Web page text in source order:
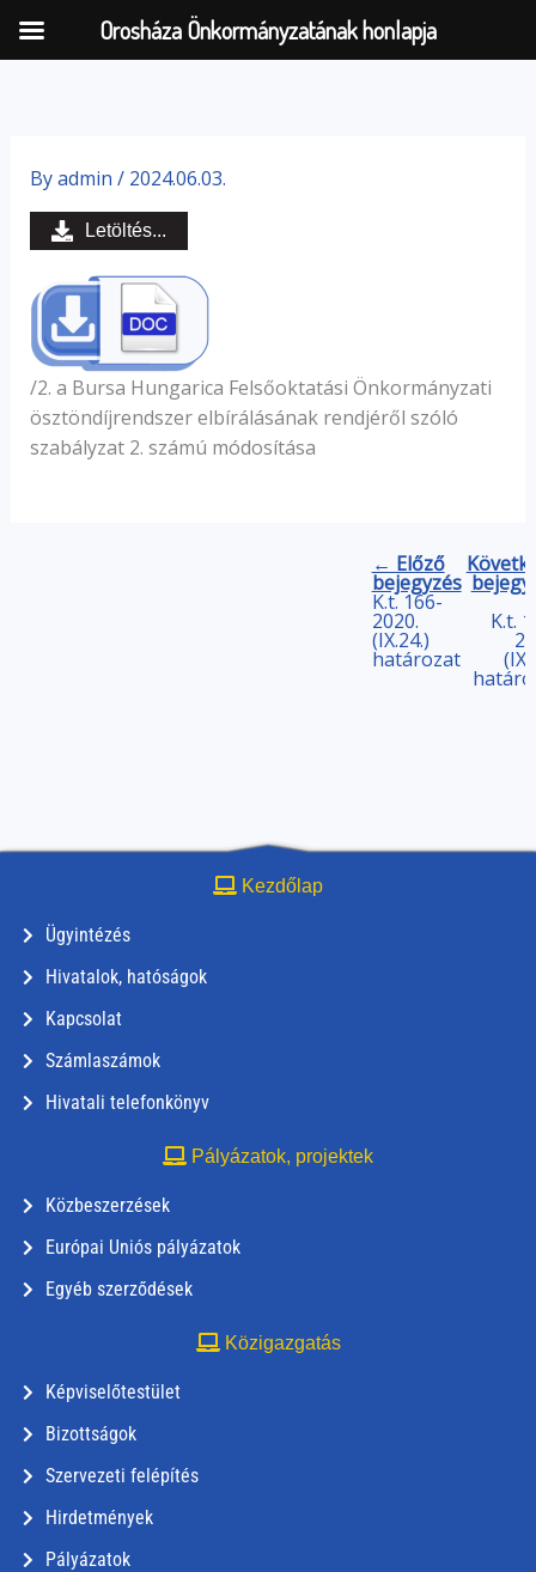
content
Byadmin / 2024.06.03.
/2. a Bursa Hungarica Felsőoktatási Önkormányzati
ösztöndíjrendszer elbírálásának rendjéről szóló
szabályzat 2. számú módosítása
Letöltés...
← Előző
bejegyzés
K.t. 166-
2020.
(IX.24.)
határozat
K.t.
Kezdőlap
Ügyintézés
Hivatalok, hatóságok
Kapcsolat
Számlaszámok
Hivatali telefonkönyv
Pályázatok, projektek
Közbeszerzések
Európai Uniós pályázatok
Egyéb szerződések
Közigazgatás
Képviselőtestület
Bizottságok
Szervezeti felépítés
Hirdetmények
Pályázatok
Orosháza Önkormányzatának honlapja